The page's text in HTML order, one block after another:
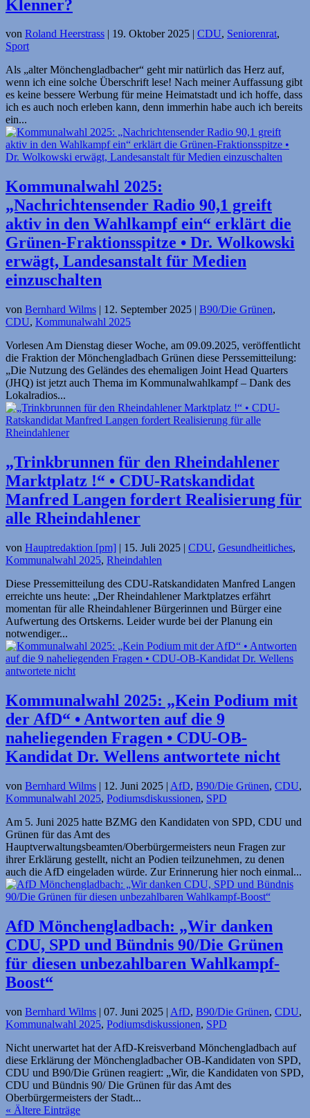
Klenner?
von Roland Heerstrass | 19. Oktober 2025 | CDU, Seniorenrat,
Sport
Als „alter Mönchengladbacher“ geht mir natürlich das Herz auf,
wenn ich eine solche Überschrift lese! Nach meiner Auffassung gibt
es keine bessere Werbung für meine Heimatstadt und ich hoffe, dass
ich es auch noch erleben kann, denn immerhin habe auch ich bereits
ein...
Kommunalwahl 2025:
„Nachrichtensender Radio 90,1 greift
aktiv in den Wahlkampf ein“ erklärt die
Grünen-Fraktions­spitze • Dr. Wolkowski
erwägt, Landesanstalt für Medien
einzuschalten
von Bernhard Wilms | 12. September 2025 | B90/Die Grünen,
CDU, Kommunalwahl 2025
Vorlesen Am Dienstag dieser Woche, am 09.09.2025, veröffentlicht
die Fraktion der Mönchengladbach Grünen diese Perssemitteilung:
„Die Nutzung des Geländes des ehemaligen Joint Head Quarters
(JHQ) ist jetzt auch Thema im Kommunalwahlkampf – Dank des
Lokalradios...
„Trinkbrunnen für den Rheindahlener
Marktplatz !“ • CDU-Ratskandidat
Manfred Langen fordert Realisierung für
alle Rheindahlener
von Hauptredaktion [pm] | 15. Juli 2025 | CDU, Gesundheitliches,
Kommunalwahl 2025, Rheindahlen
Diese Pressemitteilung des CDU-Ratskandidaten Manfred Langen
erreichte uns heute: „Der Rheindahlener Marktplatzes erfährt
momentan für alle Rheindahlener Bürgerinnen und Bürger eine
Aufwertung des Ortskerns. Leider wurde bei der Planung ein
notwendiger...
Kommunalwahl 2025: „Kein Podium mit
der AfD“ • Antworten auf die 9
naheliegenden Fragen • CDU-OB-
Kandidat Dr. Wellens antwortete nicht
von Bernhard Wilms | 12. Juni 2025 | AfD, B90/Die Grünen, CDU,
Kommunalwahl 2025, Podiumsdiskussionen, SPD
Am 5. Juni 2025 hatte BZMG den Kandidaten von SPD, CDU und
Grünen für das Amt des
Hauptverwaltungsbeamten/Oberbürgermeisters neun Fragen zur
ihrer Erklärung gestellt, nicht an Podien teilzunehmen, zu denen
auch die AfD eingeladen würde. Zur Erinnerung hier noch einmal...
AfD Mönchengladbach: „Wir danken
CDU, SPD und Bündnis 90/Die Grünen
für diesen unbezahlbaren Wahlkampf-
Boost“
von Bernhard Wilms | 07. Juni 2025 | AfD, B90/Die Grünen, CDU,
Kommunalwahl 2025, Podiumsdiskussionen, SPD
Nicht unerwartet hat der AfD-Kreisverband Mönchengladbach auf
diese Erklärung der Mönchengladbacher OB-Kandidaten von SPD,
CDU und B90/Die Grünen reagiert: „Wir, die Kandidaten von SPD,
CDU und Bündnis 90/ Die Grünen für das Amt des
Oberbürgermeisters der Stadt...
« Ältere Einträge